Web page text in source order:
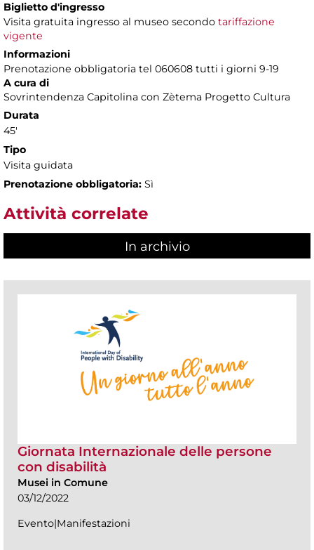
Biglietto d'ingresso
Visita gratuita ingresso al museo secondo tariffazione
vigente
Informazioni
Prenotazione obbligatoria tel 060608 tutti i giorni 9-19
A cura di
Sovrintendenza Capitolina con Zètema Progetto Cultura
Durata
45'
Tipo
Visita guidata
Prenotazione obbligatoria: Sì
Attività correlate
In archivio
Giornata Internazionale delle persone
con disabilità
Musei in Comune
03/12/2022
Evento|Manifestazioni